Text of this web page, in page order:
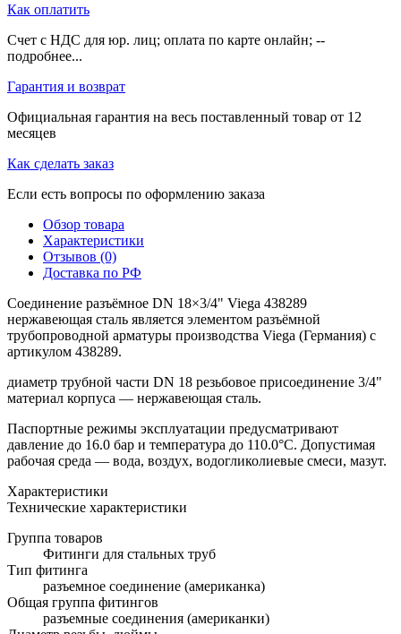
Как оплатить
Счет с НДС для юр. лиц; оплата по карте онлайн; --
подробнее...
Гарантия и возврат
Официальная гарантия на весь поставленный товар от 12
месяцев
Как сделать заказ
Если есть вопросы по оформлению заказа
Обзор товара
Характеристики
Отзывов (0)
Доставка по РФ
Соединение разъёмное DN 18×3/4" Viega 438289
нержавеющая сталь является элементом разъёмной
трубопроводной арматуры производства Viega (Германия) с
артикулом 438289.
диаметр трубной части DN 18 резьбовое присоединение 3/4"
материал корпуса — нержавеющая сталь.
Паспортные режимы эксплуатации предусматривают
давление до 16.0 бар и температура до 110.0°C. Допустимая
рабочая среда — вода, воздух, водогликолиевые смеси, мазут.
Характеристики
Технические характеристики
Группа товаров
Фитинги для стальных труб
Тип фитинга
разъемное соединение (американка)
Общая группа фитингов
разъемные соединения (американки)